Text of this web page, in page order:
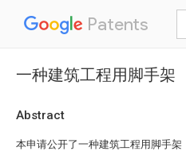
Patents
一种建筑工程用脚手架
Abstract
本申请公开了一种建筑工程用脚手